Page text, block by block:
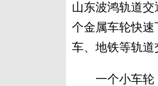
山东波鸿轨道
个金属车轮快
车、地铁等轨道
一个小车轮，